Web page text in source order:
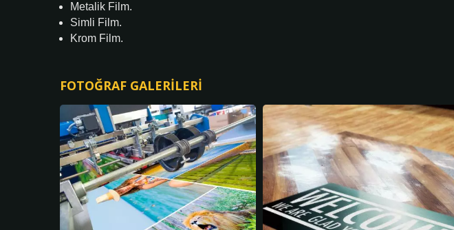
Metalik Film.
Simli Film.
Krom Film.
FOTOĞRAF GALERILERI